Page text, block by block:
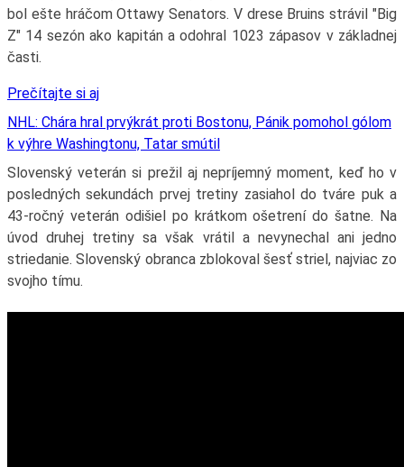
bol ešte hráčom Ottawy Senators. V drese Bruins strávil "Big
Z" 14 sezón ako kapitán a odohral 1023 zápasov v základnej
časti.
Prečítajte si aj
NHL: Chára hral prvýkrát proti Bostonu, Pánik pomohol gólom
k výhre Washingtonu, Tatar smútil
Slovenský veterán si prežil aj nepríjemný moment, keď ho v
posledných sekundách prvej tretiny zasiahol do tváre puk a
43-ročný veterán odišiel po krátkom ošetrení do šatne. Na
úvod druhej tretiny sa však vrátil a nevynechal ani jedno
striedanie. Slovenský obranca zblokoval šesť striel, najviac zo
svojho tímu.